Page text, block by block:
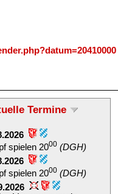
Termine
spielen 2000 (DGH)
spielen 2000 (DGH)